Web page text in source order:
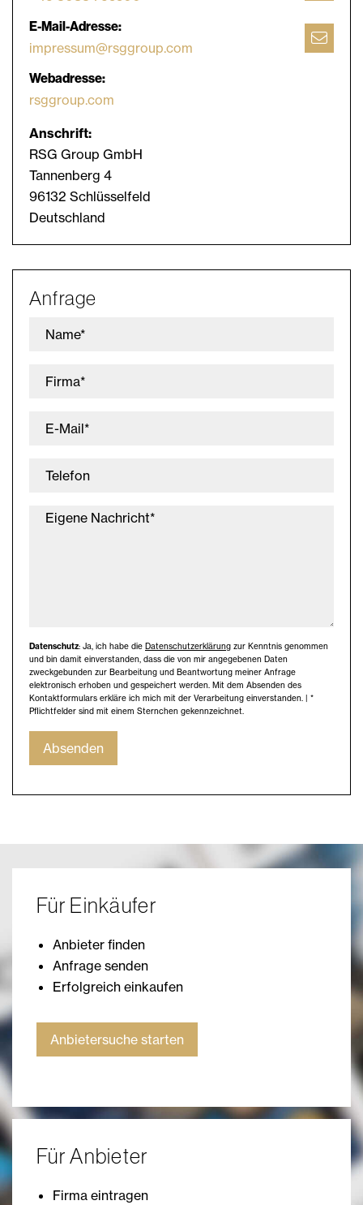
E-Mail-Adresse:
impressum@rsggroup.com
Webadresse:
rsggroup.com
Anschrift:
RSG Group GmbH
Tannenberg 4
96132 Schlüsselfeld
Deutschland
Anfrage
Name*
Firma*
E-Mail*
Telefon
Eigene Nachricht*
Datenschutz: Ja, ich habe die Datenschutzerklärung zur Kenntnis genommen
und bin damit einverstanden, dass die von mir angegebenen Daten
zweckgebunden zur Bearbeitung und Beantwortung meiner Anfrage
elektronisch erhoben und gespeichert werden. Mit dem Absenden des
Kontaktformulars erkläre ich mich mit der Verarbeitung einverstanden. | *
Pflichtfelder sind mit einem Sternchen gekennzeichnet.
Absenden
Für Einkäufer
Anbieter finden
Anfrage senden
Erfolgreich einkaufen
Anbietersuche starten
Für Anbieter
Firma eintragen